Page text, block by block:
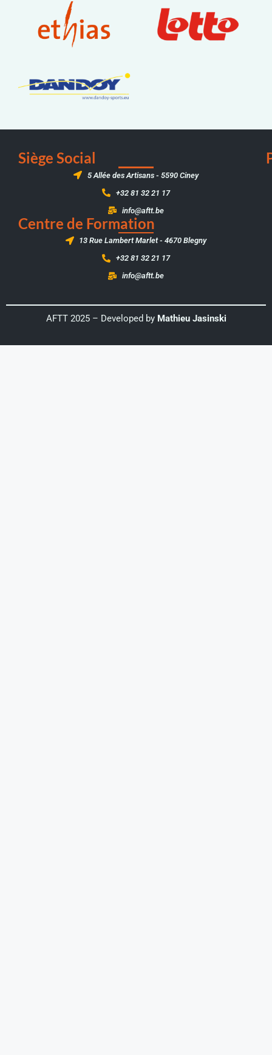
Siège Social
5 Allée des Artisans - 5590 Ciney
+32 81 32 21 17
info@aftt.be
Centre de Formation
13 Rue Lambert Marlet - 4670 Blegny
+32 81 32 21 17
info@aftt.be
AFTT 2025 – Developed by Mathieu Jasinski